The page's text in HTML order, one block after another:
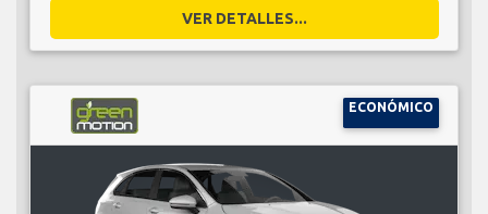
VER DETALLES...
ECONÓMICO